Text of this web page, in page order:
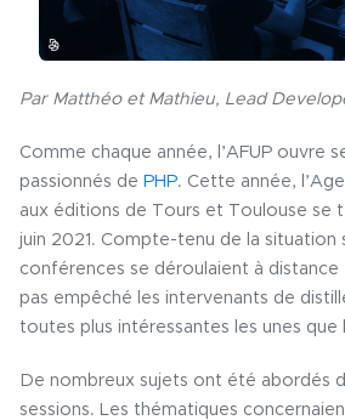
Par Matthéo et Mathieu, Lead
Comme chaque année, l’AFUP ouvre
passionnés de PHP. Cette année,
aux éditions de Tours et Toulouse se
juin 2021. Compte-tenu de la situation
conférences se déroulaient à distance
pas empêché les intervenants de
toutes plus intéressantes les unes que
De nombreux sujets ont été abordés
sessions. Les thématiques